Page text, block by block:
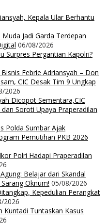
Kepala Ular Berhantu
Jadi Garda Terdepan
06/08/2026
Surpres Pergantian Kapolri?
Febrie Adriansyah – Don
CIC Desak Tim 9 Ungkap
2026
Dicopot Sementara,CIC
Soroti Upaya Praperadilan
Polda Sumbar Ajak
Pemutihan PKB 2026
Polri Hadapi Praperadilan
Belajar dari Skandal
Oknum! 05/08/2026
Kepedulian Perangkat
2026
Kuntadi Tuntaskan Kasus